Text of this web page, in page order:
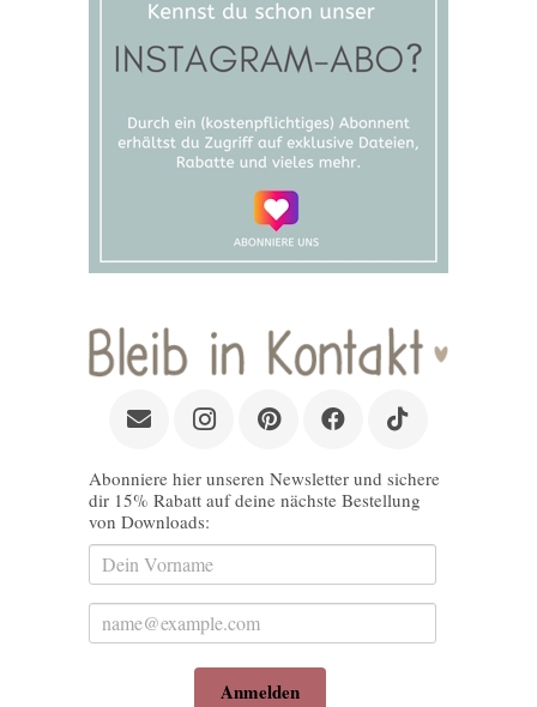
Abonniere hier unseren Newsletter und sichere
dir 15% Rabatt auf deine nächste Bestellung
von Downloads:
Anmelden